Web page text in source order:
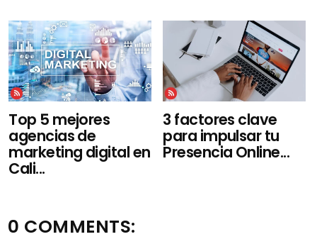
Top 5 mejores
agencias de
marketing digital en
Cali...
3 factores clave
para impulsar tu
Presencia Online...
0 COMMENTS: